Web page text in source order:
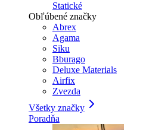
Statické
Obľúbené značky
Abrex
Agama
Siku
Bburago
Deluxe Materials
Airfix
Zvezda
Všetky značky
Poradňa